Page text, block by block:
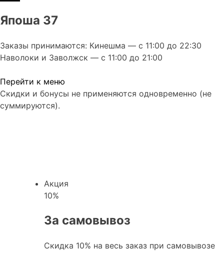
Япоша 37
Заказы принимаются: Кинешма — с 11:00 до 22:30
Наволоки и Заволжск — с 11:00 до 21:00
Перейти к меню
Скидки и бонусы не применяются одновременно (не
суммируются).
Акция
10%
За самовывоз
Скидка 10% на весь заказ при самовывозе